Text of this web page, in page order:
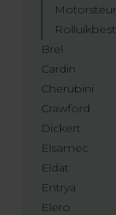
Brel
Cardin
Cherubini
Crawford
Dickert
Elsamec
Eldat
Entrya
Elero